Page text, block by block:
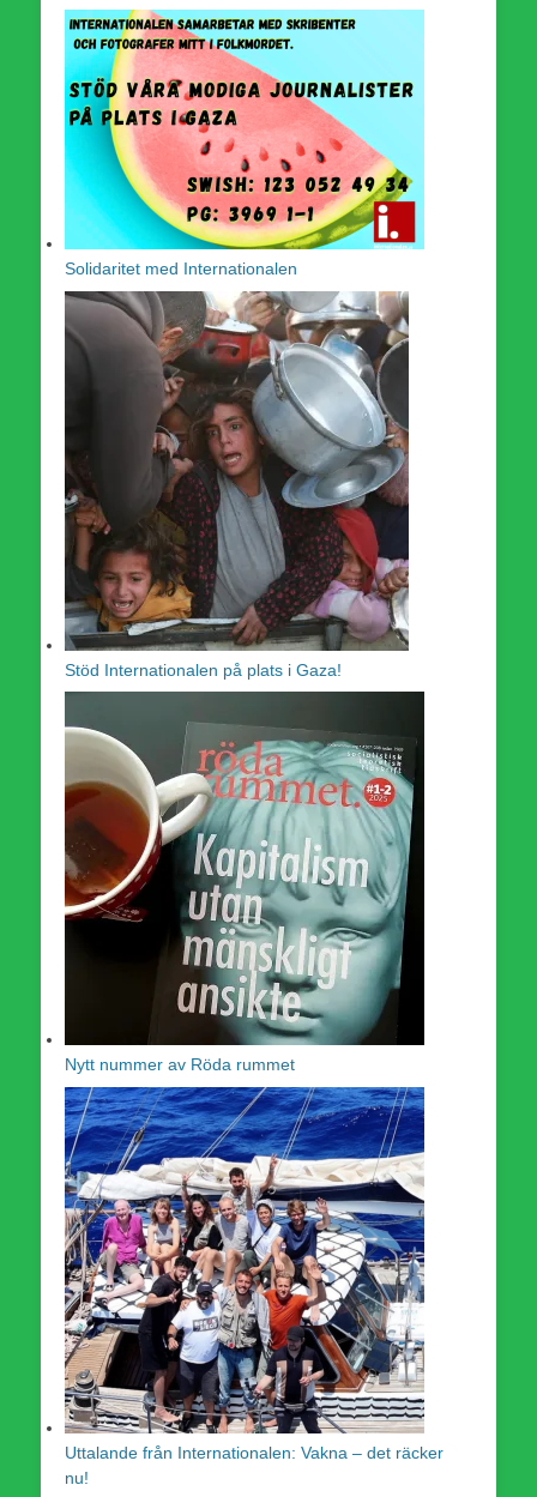
Solidaritet med Internationalen
Stöd Internationalen på plats i Gaza!
Nytt nummer av Röda rummet
Uttalande från Internationalen: Vakna – det räcker
nu!